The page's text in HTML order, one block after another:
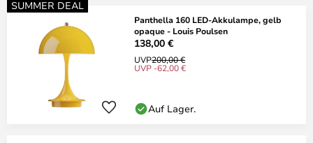
SUMMER DEAL
Panthella 160 LED-Akkulampe, gelb
opaque - Louis Poulsen
138,00 €
UVP200,00 €
UVP -62,00 €
Auf Lager.